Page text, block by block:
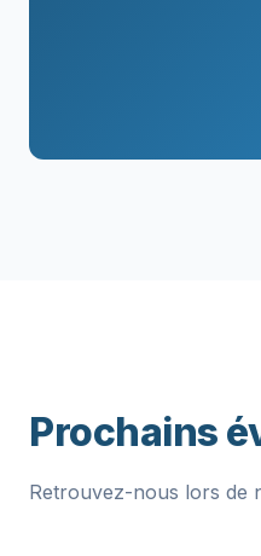
Prochains
Retrouvez-nous lors de